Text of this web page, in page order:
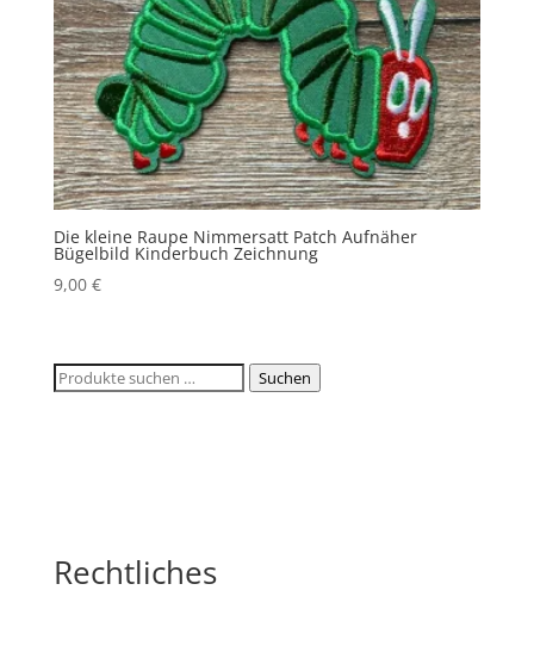
Die kleine Raupe Nimmersatt Patch Aufnäher
Bügelbild Kinderbuch Zeichnung
9,00 €
Suchen
Suchen
Rechtliches